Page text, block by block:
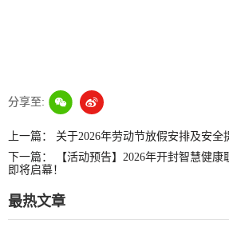
分享至:
上一篇： 关于2026年劳动节放假安排及安全
下一篇：
【活动预告】2026年开封智慧健
即将启幕！
最热文章